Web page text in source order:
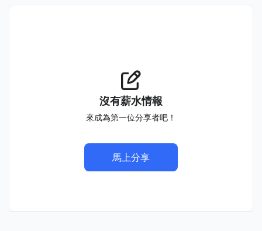
沒有薪水情報
來成為第一位分享者吧！
馬上分享